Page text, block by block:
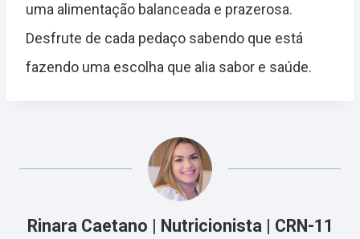
uma alimentação balanceada e prazerosa.
Desfrute de cada pedaço sabendo que está
fazendo uma escolha que alia sabor e saúde.
Rinara Caetano | Nutricionista | CRN-11